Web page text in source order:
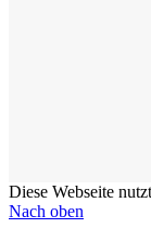
Diese Webseite
Nach oben